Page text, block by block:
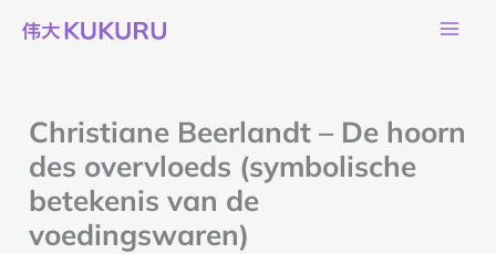
naar
Christiane Beerlandt – De hoorn
des overvloeds (symbolische
betekenis van de
voedingswaren)